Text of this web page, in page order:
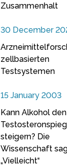
Zusammenhalt
30 December
zellbasierten
Testsystemen
15 January 2003
Kann Alkohol den
steigern? Die
Wissenschaft
„Vielleicht“